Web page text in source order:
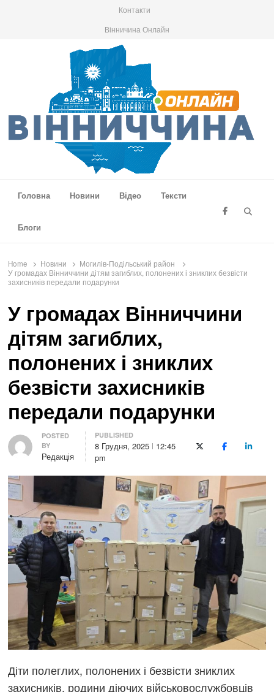
Контакти
Вінничина Онлайн
Головна
Новини Відео Тексти
Блоги
Home Новини
Могилів-Подільський район
У громадах Вінниччини дітям загиблих, полонених і зниклих безвісти
захисників передали подарунки
У громадах Вінниччини
дітям загиблих,
полонених і зниклих
безвісти захисників
передали подарунки
Author
POSTED
BY
Редакція
PUBLISHED
8 Грудня, 2025
12:45
pm
X (Twitter)Facebook
Діти полеглих, полонених і безвісти зниклих
захисників, родини діючих військовослужбовців